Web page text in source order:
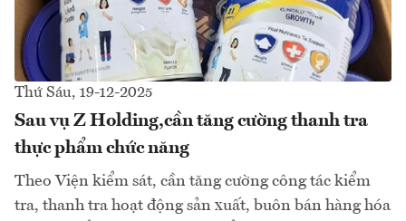
Thứ Sáu, 19-12-2025
Sau vụ Z Holding,cần tăng cường thanh tra
thực phẩm chức năng
Theo Viện kiểm sát, cần tăng cường công tác kiểm
tra, thanh tra hoạt động sản xuất, buôn bán hàng hóa